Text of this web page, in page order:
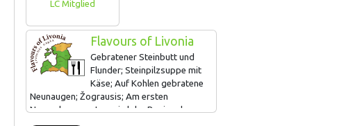
LC Mitglied
Flavours of Livonia
Gebratener Steinbutt und
Flunder; Steinpilzsuppe mit
Käse; Auf Kohlen gebratene
Neunaugen; Žograusis; Am ersten
Novembersamstag wird der Beginn der